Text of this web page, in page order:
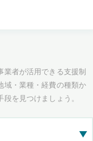
者が活用できる支援制
域・業種・経費の種類か
を見つけましょう。
▶